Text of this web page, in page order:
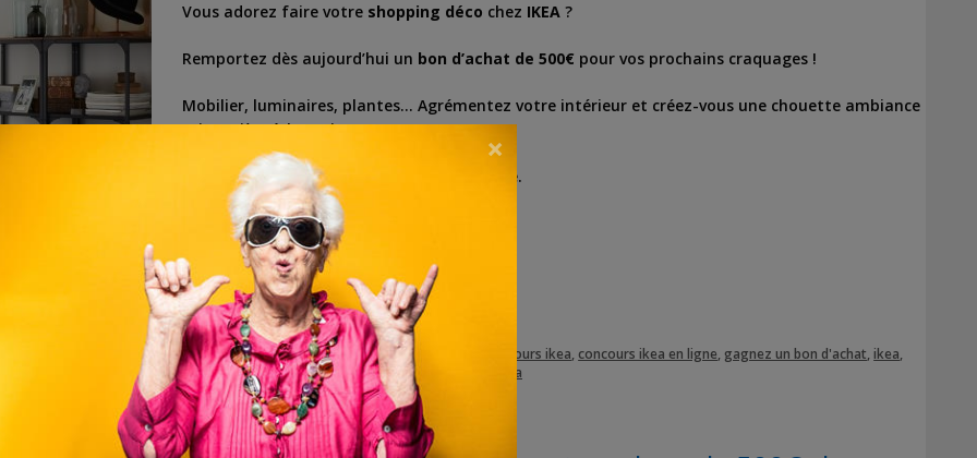
Vous adorez faire votre shopping déco chez IKEA ?
Remportez dès aujourd’hui un bon d’achat de 500€ pour vos prochains craquages !
Mobilier, luminaires, plantes… Agrémentez votre intérieur et créez-vous une chouette ambiance
printanière à la maison.
Cliquez ci-dessous pour tenter votre chance.
en ligne concours gratuit ,concours gratuit en ligne concours gratuit ikea concours ikea concours ikea en ligne gagnez un bon d'achat ,ikea
shopping,shopping gratuit,shopping ikea,voucher voucher ikea
×